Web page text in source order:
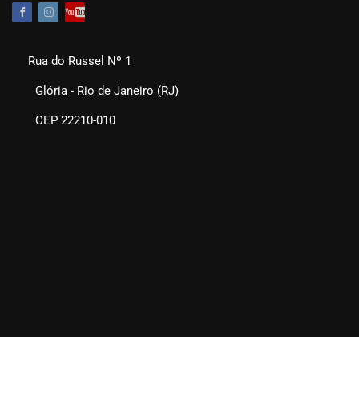
Rua do Russel Nº 1
Glória - Rio de Janeiro (RJ)
CEP 22210-010